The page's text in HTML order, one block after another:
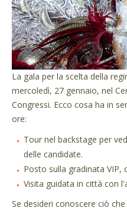
La gala per la scelta della
mercoledì, 27 gennaio, nel
Congressi. Ecco cosa ha in
ore:
Tour nel backstage per
delle candidate.
Posto sulla gradinata VIP,
Visita guidata in città con
Se desideri conoscere ciò